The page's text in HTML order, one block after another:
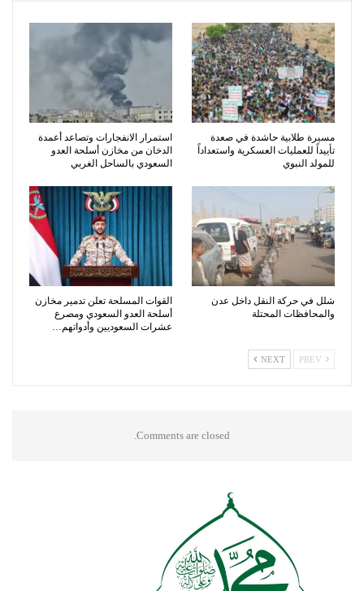
مسيرة طلابية حاشدة في صعدة
تأييداً للعمليات العسكرية واستعداداً
للمولد النبوي
استمرار الانفجارات وتصاعد أعمدة
الدخان من مخازن أسلحة العدو
السعودي بالساحل الغربي
شلل في حركة النقل داخل عدن
والمحافظات المحتلة
القوات المسلحة تعلن تدمير مخازن
أسلحة العدو السعودي ومصرع
عشرات السعوديين وأدواتهم…
NEXT
Comments are closed.